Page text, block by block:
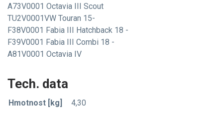
A73V0001 Octavia III Scout
TU2V0001VW Touran 15-
F38V0001 Fabia III Hatchback 18 -
F39V0001 Fabia III Combi 18 -
A81V0001 Octavia IV
Tech. data
Hmotnost [kg] 4,30